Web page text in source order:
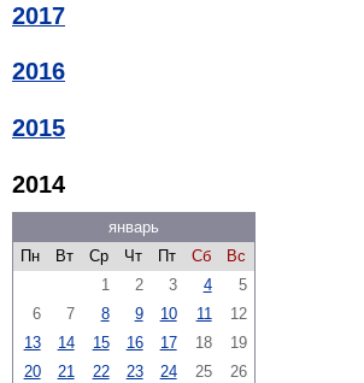
2017
2016
2015
2014
январь
Пн
Вт Ср Чт Пт Сб
Вс
1
2 3 4
5
6
7 8 9 10 11
12
13
14 15 16 17 18
19
20
21 22 23 24 25
26